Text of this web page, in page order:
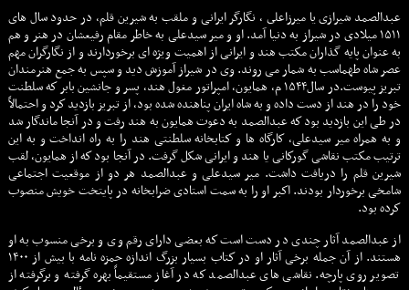
عبدالصمد شیرازی يا ميرزاعلى ، نگارگر ایرانی و ملقب به شیرین قلم، در حدود سال های
۱۵۱۱ ميلادى در شیراز به دنیا آمد. او و میر سیدعلی به خاطر مقام رفیعشان در هنر و هم
به عنوان پایه گذاران مكتب هند و ایرانی از اهمیت ویژه ای برخوردارند و از نگارگران مهم
عصر شاه طهماسب به شمار می روند. وی در شیراز آموزش دید و سپس به جمع هنرمندان
تبریز پیوست.در سال۱۵۴۴ م، همایون، امپراتور مغول هند، پسر و جانشین بابر كه سلطنت
خود را در هند از دست داده و به شاه ایران پناهنده شده بود، از تبریز بازدید كرد و احتمالاً
در طی این بازدید بود كه عبدالصمد به دعوت همایون به هند رفت و در آنجا ماندگار شد
و به همراه میر سیدعلی، كارگاه ها و كتابخانه سلطنتی هند را به راه انداخت و به این
ترتیب مكتب نقاشی گوركانی یا هند و ایرانی شكل گرفت. در آنجا بود كه از همایون، لقب
شیرین قلم را دریافت داشت. میر سیدعلی و عبدالصمد هر دو از موقعیت اجتماعی
شامخی برخوردار بودند. اكبر او را به سمت استادی ضرابخانه در پایتخت خویش منصوب
كرده بود.
از عبدالصمد آثار چندی در دست است كه بعضی دارای رقم وی و برخی منسوب به او
هستند. از آن جمله برخی آثار او در كتاب بسیار بزرگ اندازه حمزه نامه با بیش از ۱۴۰۰
تصویر روی پارچه. نقاشی های عبدالصمد كه در آغاز مستقیماً بهره گرفته و برگرفته از